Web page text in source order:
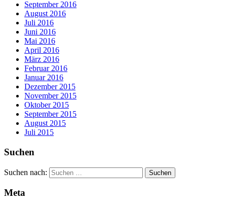
September 2016
August 2016
Juli 2016
Juni 2016
Mai 2016
April 2016
März 2016
Februar 2016
Januar 2016
Dezember 2015
November 2015
Oktober 2015
September 2015
August 2015
Juli 2015
Suchen
Suchen nach:
Meta